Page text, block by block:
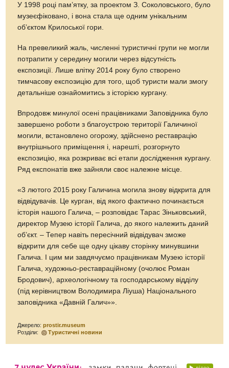
У 1998 році пам’ятку, за проектом З. Соколовського, було
музеєфіковано, і вона стала ще одним унікальним
об’єктом Крилоської гори.
На превеликий жаль, численні туристичні групи не могли
потрапити у середину могили через відсутність
експозиції. Лише влітку 2014 року було створено
тимчасову експозицію для того, щоб туристи мали змогу
детальніше ознайомитись з історією кургану.
Впродовж минулої осені працівниками Заповідника було
завершено роботи з благоустрою території Галичиної
могили, встановлено огорожу, здійснено реставрацію
внутрішнього приміщення і, нарешті, розгорнуто
експозицію, яка розкриває всі етапи дослідження кургану.
Ряд експонатів вже зайняли своє належне місце.
«3 лютого 2015 року Галичина могила знову відкрита для
відвідувачів. Це курган, від якого фактично починається
історія нашого Галича, – розповідає Тарас Зіньковський,
директор Музею історії Галича, до якого належить даний
об’єкт. – Тепер навіть пересічний відвідувач зможе
відкрити для себе ще одну цікаву сторінку минувшини
Галича. І цим ми завдячуємо працівникам Музею історії
Галича, художньо-реставраційному (очолює Роман
Бродович), археологічному та господарському відділу
(під керівництвом Володимира Ліуша) Національного
заповідника «Давній Галич»».
Джерело:prostir.museum
Розділи:
Туристичні новини